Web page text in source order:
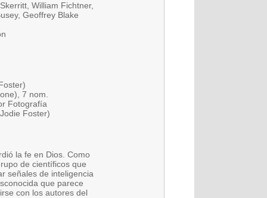
William Fichtner,
Geoffrey Blake
7 nom.
Fotografía
Foster)
la fe en Dios. Como
de científicos que
señales de inteligencia
que parece
con los autores del